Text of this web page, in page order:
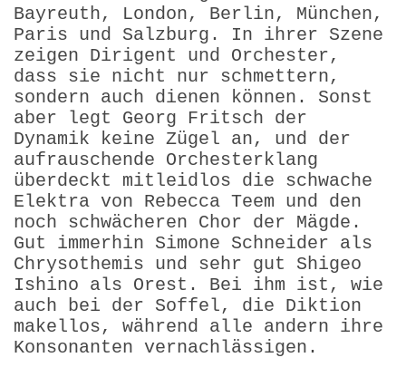
Bayreuth, London, Berlin, München,
Paris und Salzburg. In ihrer Szene
zeigen Dirigent und Orchester,
dass sie nicht nur schmettern,
sondern auch dienen können. Sonst
aber legt Georg Fritsch der
Dynamik keine Zügel an, und der
aufrauschende Orchesterklang
überdeckt mitleidlos die schwache
Elektra von Rebecca Teem und den
noch schwächeren Chor der Mägde.
Gut immerhin Simone Schneider als
Chrysothemis und sehr gut Shigeo
Ishino als Orest. Bei ihm ist, wie
auch bei der Soffel, die Diktion
makellos, während alle andern ihre
Konsonanten vernachlässigen.